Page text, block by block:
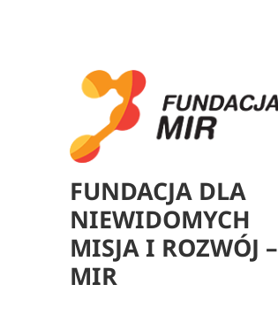
FUNDACJA DLA
NIEWIDOMYCH
MISJA I ROZWÓJ –
MIR